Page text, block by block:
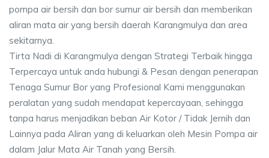
pompa air bersih dan bor sumur air bersih dan memberikan
aliran mata air yang bersih daerah Karangmulya dan area
sekitarnya.
Tirta Nadi di Karangmulya dengan Strategi Terbaik hingga
Terpercaya untuk anda hubungi & Pesan dengan penerapan
Tenaga Sumur Bor yang Profesional Kami menggunakan
peralatan yang sudah mendapat kepercayaan, sehingga
tanpa harus menjadikan beban Air Kotor / Tidak Jernih dan
Lainnya pada Aliran yang di keluarkan oleh Mesin Pompa air
dalam Jalur Mata Air Tanah yang Bersih.